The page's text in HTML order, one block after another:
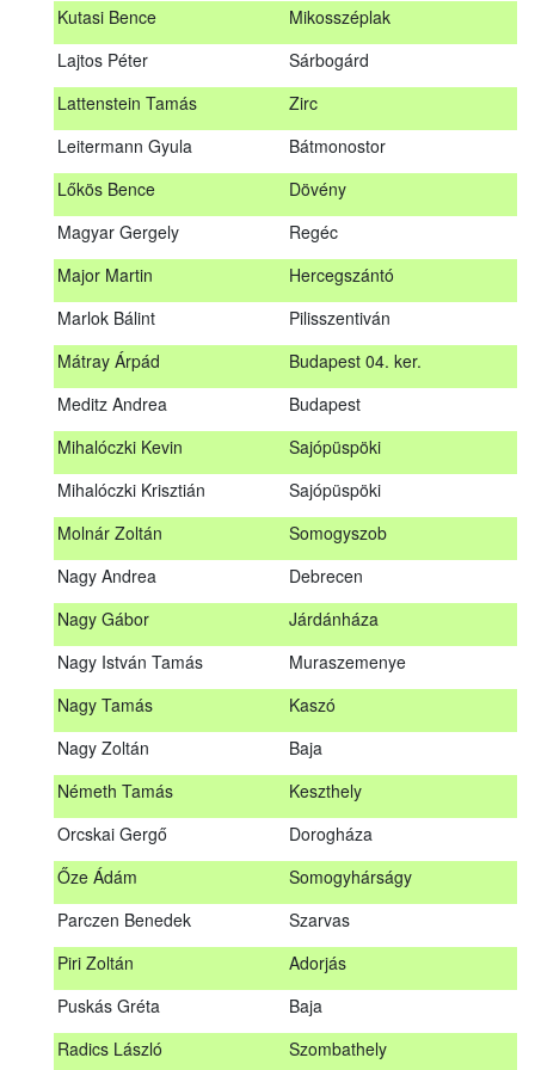
Kutasi Bence
Mikosszéplak
Lajtos Péter
Sárbogárd
Lattenstein Tamás
Zirc
Leitermann Gyula
Bátmonostor
Lőkös Bence
Dövény
Magyar Gergely
Regéc
Major Martin
Hercegszántó
Marlok Bálint
Pilisszentiván
Mátray Árpád
Budapest 04. ker.
Meditz Andrea
Budapest
Mihalóczki Kevin
Sajópüspöki
Mihalóczki Krisztián
Sajópüspöki
Molnár Zoltán
Somogyszob
Nagy Andrea
Debrecen
Nagy Gábor
Járdánháza
Nagy István Tamás
Muraszemenye
Nagy Tamás
Kaszó
Nagy Zoltán
Baja
Németh Tamás
Keszthely
Orcskai Gergő
Dorogháza
Őze Ádám
Somogyhárságy
Parczen Benedek
Szarvas
Piri Zoltán
Adorjás
Puskás Gréta
Baja
Radics László
Szombathely
A továbbképzés vizsgával zárul!
Jelentkezés, lemondás
Jelentkezni a továbbképzésre kizárólag a Nébih honlapján
elhelyezett űrlapon lehet. A jelentkezés elfogadásáról
Kovács Dániel
Sárbogárd
Lattenstein Tamás
Zirc
Leitermann Gyula
Bátmonostor
Magyar Gergely
Regéc
Hercegszántó
Pilisszentiván
Budapest 04. ker.
Budapest
Mihalóczki Kevin
Mihalóczki Krisztián
Molnár Zoltán
Somogyszob
Nagy Andrea
Nagy Gábor
Járdánháza
Muraszemenye
Nagy Tamás
Kaszó
Keszthely
Dorogháza